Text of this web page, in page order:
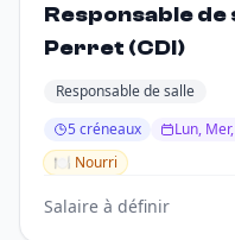
Responsable de
Perret (CDI)
Responsable de salle
5 créneaux
Lun,
🍽️ Nourri
Salaire à définir